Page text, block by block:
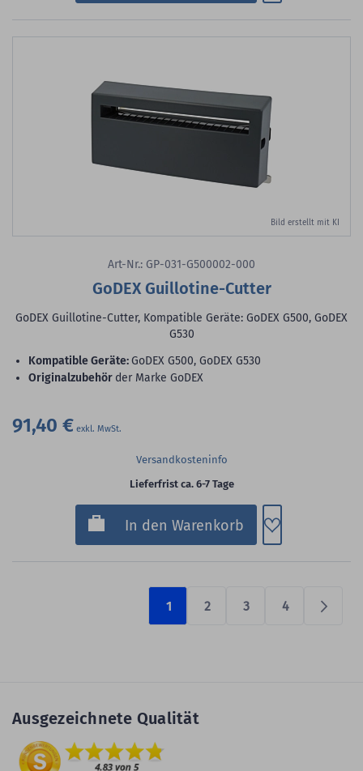
Bild erstellt mit KI
Art-Nr.: GP-031-G500002-000
GoDEX Guillotine-Cutter
GoDEX Guillotine-Cutter, Kompatible Geräte: GoDEX G500, GoDEX
G530
Kompatible Geräte:GoDEX G500, GoDEX G530
Originalzubehör der Marke GoDEX
91,40 €
Versandkosteninfo
Lieferfrist ca. 6-7 Tage
In den Warenkorb Zum
1 2 3 4
Ausgezeichnete Qualität